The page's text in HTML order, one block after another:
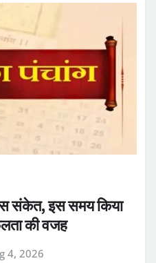
संकेत, इस समय किया
की वजह
4, 2026